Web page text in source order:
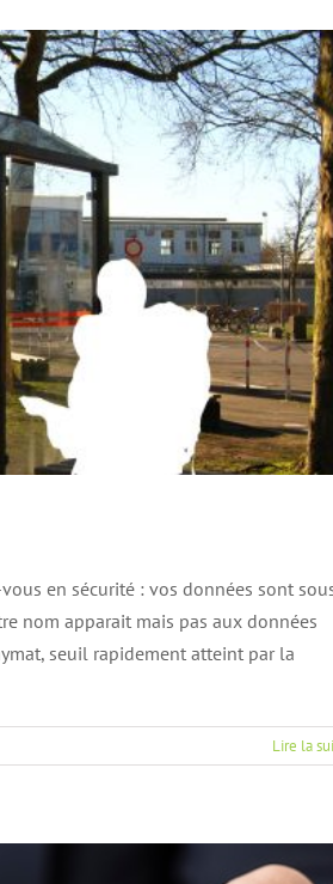
en sécurité : vos données sont
nom apparait mais pas aux données
seuil rapidement atteint par la
Lire la
à 18h à l’IESF